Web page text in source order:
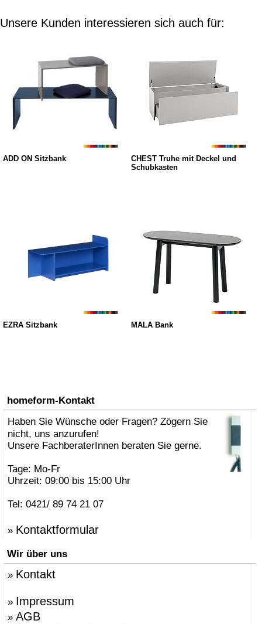
Unsere Kunden interessieren sich auch für:
ADD ON Sitzbank
CHEST Truhe mit Deckel und
Schubkasten
EZRA Sitzbank MALA Bank
homeform-Kontakt
Haben Sie Wünsche oder Fragen? Zögern Sie
nicht, uns anzurufen!
Unsere FachberaterInnen beraten Sie gerne.
Tage: Mo-Fr
Uhrzeit: 09:00 bis 15:00 Uhr
Tel: 0421/ 89 74 21 07
» Kontaktformular
Wir über uns
» Kontakt
» Impressum
» AGB